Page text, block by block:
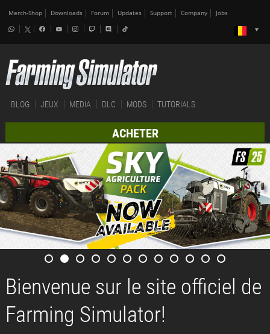
Merch-Shop Downloads Forum Updates Support Company Jobs
BLOG JEUX MEDIA DLC MODS TUTORIALS
ACHETER
Bienvenue sur le site officiel de
Farming Simulator!